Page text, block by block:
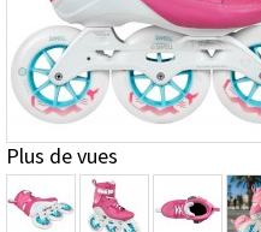
Plus de vues